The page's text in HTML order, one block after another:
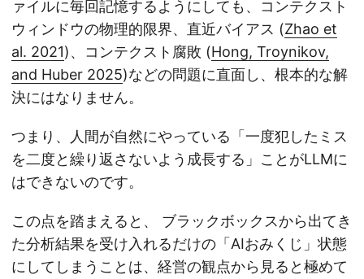
ァイルに毎回記憶するようにしても、コンテクスト
ウィンドウの物理的限界、直近バイアス (Zhao et
al. 2021)、コンテクスト腐敗 (Hong, Troynikov,
and Huber 2025)などの問題に直面し、根本的な解
決にはなりません。
つまり、人間が自然にやっている「一度犯したミス
を二度と繰り返さないよう成長する」ことがLLMに
はできないのです。
この点を踏まえると、 ブラックボックスから出てき
た分析結果を受け入れるだけの「AIおみくじ」状態
にしてしまうことは、経営の観点から見ると極めて